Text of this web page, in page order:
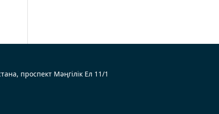
проспект Мәңгілік Ел 11/1